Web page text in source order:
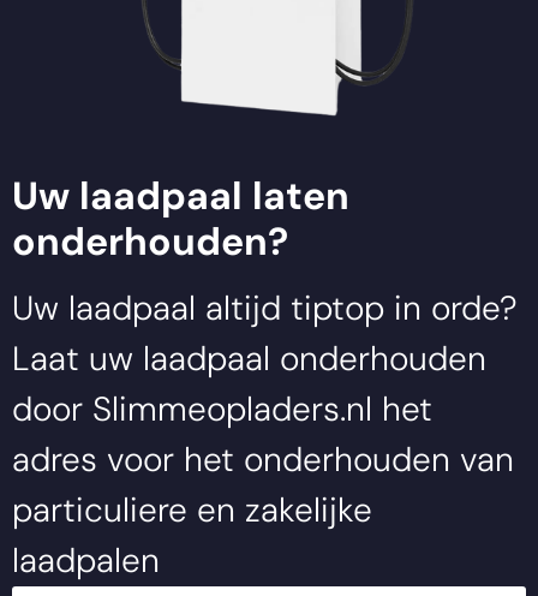
Uw laadpaal laten
onderhouden?
Uw laadpaal altijd tiptop in orde?
Laat uw laadpaal onderhouden
door Slimmeopladers.nl het
adres voor het onderhouden van
particuliere en zakelijke
laadpalen